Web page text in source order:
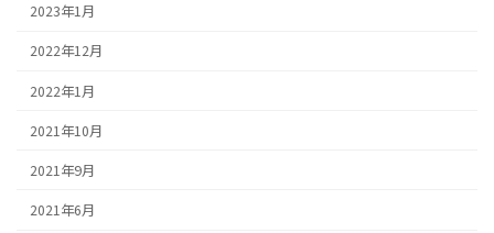
2023年1月
2022年12月
2022年1月
2021年10月
2021年9月
2021年6月